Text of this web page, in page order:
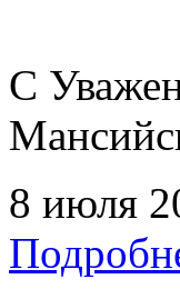
С
8 июля